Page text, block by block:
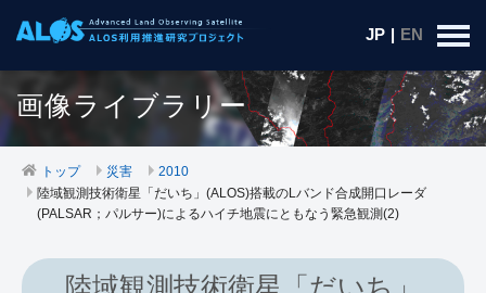
JP | EN
画像ライブラリー
トップ 災害
2010
陸域観測技術衛星「だいち」(ALOS)搭載のLバンド合成開口レーダ
(PALSAR；パルサー)によるハイチ地震にともなう緊急観測(2)
陸域観測技術衛星「だいち」